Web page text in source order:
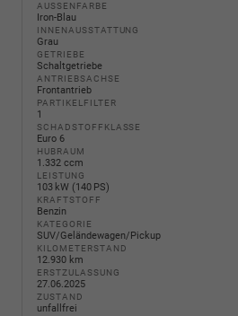
AUSSENFARBE
Iron-Blau
INNENAUSSTATTUNG
Grau
GETRIEBE
Schaltgetriebe
ANTRIEBSACHSE
Frontantrieb
PARTIKELFILTER
1
SCHADSTOFFKLASSE
Euro 6
HUBRAUM
1.332 ccm
LEISTUNG
103 kW (140 PS)
KRAFTSTOFF
Benzin
KATEGORIE
SUV/Geländewagen/Pickup
KILOMETERSTAND
12.930 km
ERSTZULASSUNG
27.06.2025
ZUSTAND
unfallfrei